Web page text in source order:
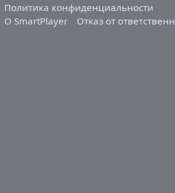
Политика конфиденциальности
О SmartPlayer
Отказ от